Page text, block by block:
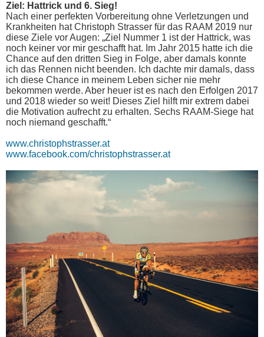
Ziel: Hattrick und 6. Sieg!
Nach einer perfekten Vorbereitung ohne Verletzungen und
Krankheiten hat Christoph Strasser für das RAAM 2019 nur
diese Ziele vor Augen: „Ziel Nummer 1 ist der Hattrick, was
noch keiner vor mir geschafft hat. Im Jahr 2015 hatte ich die
Chance auf den dritten Sieg in Folge, aber damals konnte
ich das Rennen nicht beenden. Ich dachte mir damals, dass
ich diese Chance in meinem Leben sicher nie mehr
bekommen werde. Aber heuer ist es nach den Erfolgen 2017
und 2018 wieder so weit! Dieses Ziel hilft mir extrem dabei
die Motivation aufrecht zu erhalten. Sechs RAAM-Siege hat
noch niemand geschafft.“
www.christophstrasser.at
www.facebook.com/christophstrasser.at